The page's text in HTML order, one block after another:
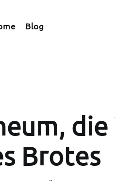
Blog
Brotes